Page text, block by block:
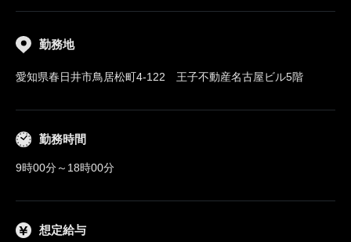
勤務地
愛知県春日井市鳥居松町4-122 王子不動産名古屋ビル5階
勤務時間
9時00分～18時00分
想定給与